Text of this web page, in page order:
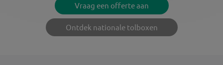
Vraag een offerte aan
Ontdek nationale tolboxen